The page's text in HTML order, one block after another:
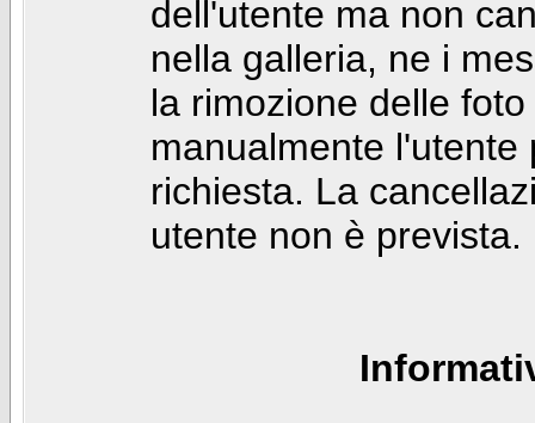
dell'utente ma non
nella galleria, ne i
la rimozione delle
manualmente
richiesta. La
utente non è prevista.